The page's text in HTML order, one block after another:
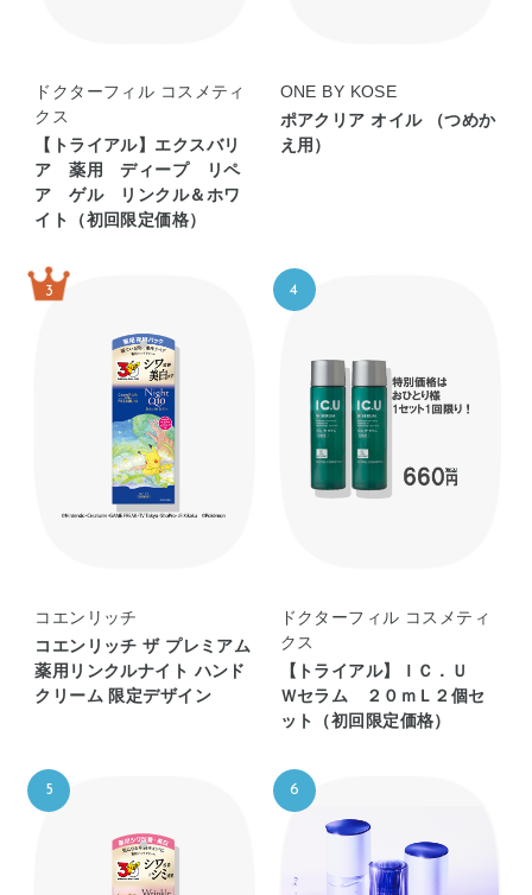
ドクターフィル コスメティ
クス
【トライアル】エクスバリ
ア 薬用 ディープ リペ
ア ゲル リンクル＆ホワ
イト（初回限定価格）
ONE BY KOSE
ポアクリア オイル （つめか
え用）
コエンリッチ
コエンリッチ ザ プレミアム
薬用リンクルナイト ハンド
クリーム 限定デザイン
ドクターフィル コスメティ
クス
【トライアル】ＩＣ．Ｕ
Ｗセラム ２０ｍＬ２個セ
ット（初回限定価格）